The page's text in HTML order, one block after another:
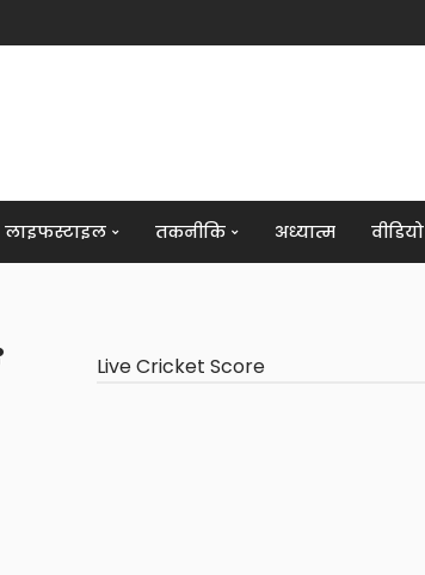
लाइफस्टाइल तकनीकि अध्यात्म वीडियो
Live Cricket Score